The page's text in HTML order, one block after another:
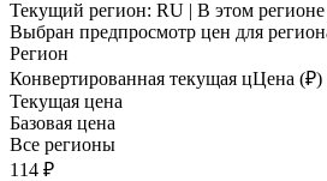
Текущий регион: RU | В этом
Выбран предпросмотр цен для
Регион
Конвертированная текущая цЦена (₽)
Текущая цена
Базовая цена
Все регионы
114 ₽